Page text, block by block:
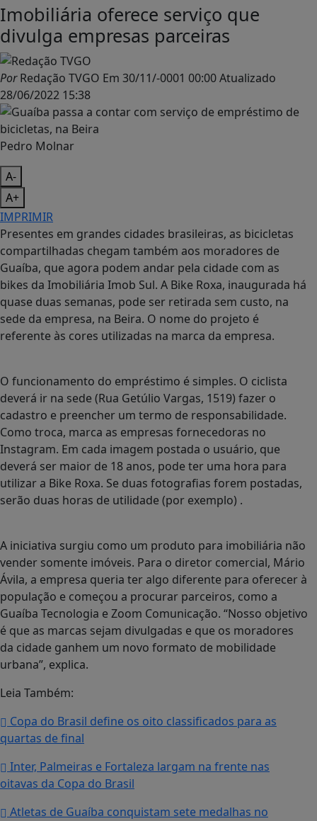
Imobiliária oferece serviço que
divulga empresas parceiras
PorRedação TVGO Em 30/11/-0001 00:00Atualizado
28/06/2022 15:38
Pedro Molnar
A-
A+
IMPRIMIR
Presentes em grandes cidades brasileiras, as bicicletas
compartilhadas chegam também aos moradores de
Guaíba, que agora podem andar pela cidade com as
bikes da Imobiliária Imob Sul. A Bike Roxa, inaugurada há
quase duas semanas, pode ser retirada sem custo, na
sede da empresa, na Beira. O nome do projeto é
referente às cores utilizadas na marca da empresa.
O funcionamento do empréstimo é simples. O ciclista
deverá ir na sede (Rua Getúlio Vargas, 1519) fazer o
cadastro e preencher um termo de responsabilidade.
Como troca, marca as empresas fornecedoras no
Instagram. Em cada imagem postada o usuário, que
deverá ser maior de 18 anos, pode ter uma hora para
utilizar a Bike Roxa. Se duas fotografias forem postadas,
serão duas horas de utilidade (por exemplo) .
A iniciativa surgiu como um produto para imobiliária não
vender somente imóveis. Para o diretor comercial, Mário
Ávila, a empresa queria ter algo diferente para oferecer à
população e começou a procurar parceiros, como a
Guaíba Tecnologia e Zoom Comunicação. “Nosso objetivo
é que as marcas sejam divulgadas e que os moradores
da cidade ganhem um novo formato de mobilidade
urbana”, explica.
Leia Também:
Copa do Brasil define os oito classificados para as
quartas de final
Inter, Palmeiras e Fortaleza largam na frente nas
oitavas da Copa do Brasil
Atletas de Guaíba conquistam sete medalhas no